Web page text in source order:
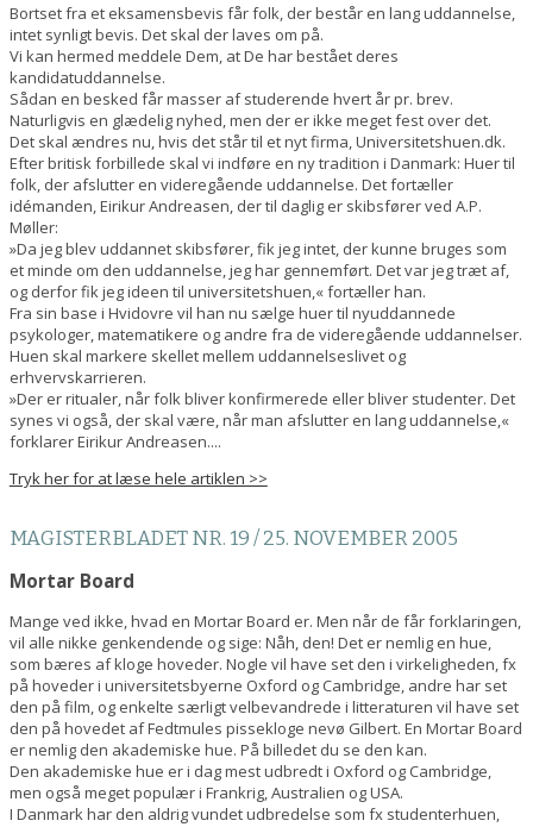
Bortset fra et eksamensbevis får folk, der består en lang uddannelse,
intet synligt bevis. Det skal der laves om på.
Vi kan hermed meddele Dem, at De har bestået deres
kandidatuddannelse.
Sådan en besked får masser af studerende hvert år pr. brev.
Naturligvis en glædelig nyhed, men der er ikke meget fest over det.
Det skal ændres nu, hvis det står til et nyt firma, Universitetshuen.dk.
Efter britisk forbillede skal vi indføre en ny tradition i Danmark: Huer til
folk, der afslutter en videregående uddannelse. Det fortæller
idémanden, Eirikur Andreasen, der til daglig er skibsfører ved A.P.
Møller:
»Da jeg blev uddannet skibsfører, fik jeg intet, der kunne bruges som
et minde om den uddannelse, jeg har gennemført. Det var jeg træt af,
og derfor fik jeg ideen til universitetshuen,« fortæller han.
Fra sin base i Hvidovre vil han nu sælge huer til nyuddannede
psykologer, matematikere og andre fra de videregående uddannelser.
Huen skal markere skellet mellem uddannelseslivet og
erhvervskarrieren.
»Der er ritualer, når folk bliver konfirmerede eller bliver studenter. Det
synes vi også, der skal være, når man afslutter en lang uddannelse,«
forklarer Eirikur Andreasen....
Tryk her for at læse hele artiklen >>
MAGISTERBLADET NR. 19 / 25. NOVEMBER 2005
Mortar Board
Mange ved ikke, hvad en Mortar Board er. Men når de får forklaringen,
vil alle nikke genkendende og sige: Nåh, den! Det er nemlig en hue,
som bæres af kloge hoveder. Nogle vil have set den i virkeligheden, fx
på hoveder i universitetsbyerne Oxford og Cambridge, andre har set
den på film, og enkelte særligt velbevandrede i litteraturen vil have set
den på hovedet af Fedtmules pissekloge nevø Gilbert. En Mortar Board
er nemlig den akademiske hue. På billedet du se den kan.
Den akademiske hue er i dag mest udbredt i Oxford og Cambridge,
men også meget populær i Frankrig, Australien og USA.
I Danmark har den aldrig vundet udbredelse som fx studenterhuen,